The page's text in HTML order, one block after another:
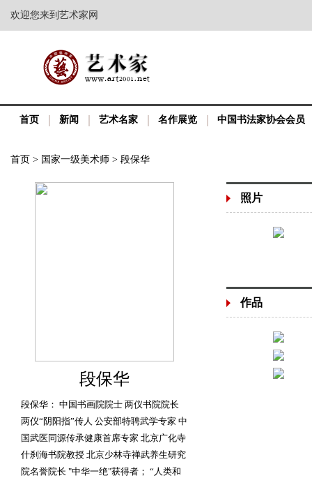
欢迎您来到艺术家网
首页 新闻 艺术名家 名作展览 中国书法家协会会员
首页 > 国家一级美术师 > 段保华
段保华
段保华： 中国书画院院士 两仪书院院长
两仪“阴阳指”传人 公安部特聘武学专家 中
国武医同源传承健康首席专家 北京广化寺
什刹海书院教授 北京少林寺禅武养生研究
院名誉院长 "中华一绝"获得者； “人类和
照片
作品